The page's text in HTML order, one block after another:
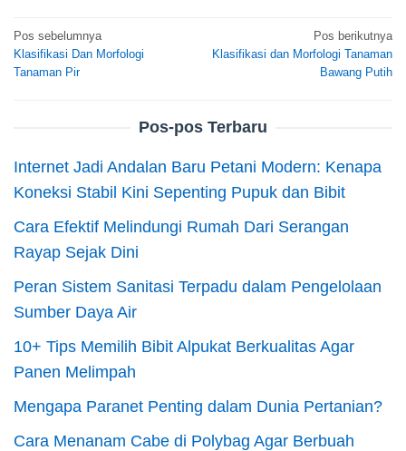
Navigasi
pos
Pos sebelumnya
Klasifikasi Dan Morfologi
Tanaman Pir
Pos berikutnya
Klasifikasi dan Morfologi Tanaman
Bawang Putih
Pos-pos Terbaru
Internet Jadi Andalan Baru Petani Modern: Kenapa
Koneksi Stabil Kini Sepenting Pupuk dan Bibit
Cara Efektif Melindungi Rumah Dari Serangan
Rayap Sejak Dini
Peran Sistem Sanitasi Terpadu dalam Pengelolaan
Sumber Daya Air
10+ Tips Memilih Bibit Alpukat Berkualitas Agar
Panen Melimpah
Mengapa Paranet Penting dalam Dunia Pertanian?
Cara Menanam Cabe di Polybag Agar Berbuah